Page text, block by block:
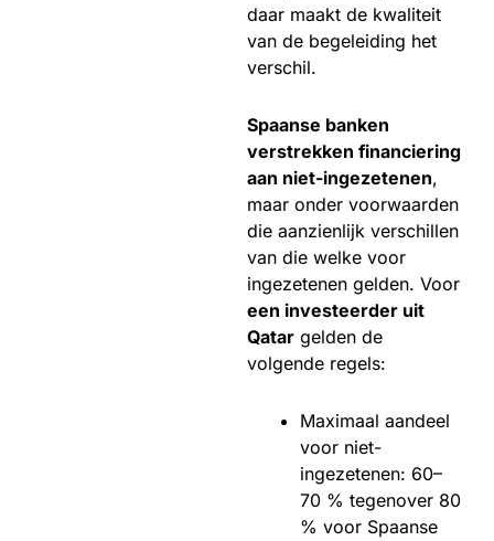
daar maakt de kwaliteit
van de begeleiding het
verschil.
Spaanse banken
verstrekken financiering
aan niet-ingezetenen,
maar onder voorwaarden
die aanzienlijk verschillen
van die welke voor
ingezetenen gelden. Voor
een investeerder uit
Qatar gelden de
volgende regels:
Maximaal aandeel
voor niet-
ingezetenen: 60–
70 % tegenover 80
% voor Spaanse